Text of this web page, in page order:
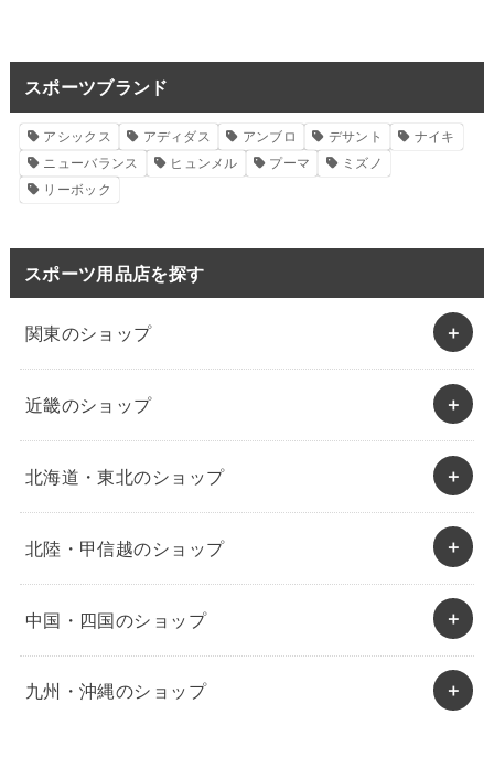
スポーツブランド
アシックス アディダス アンブロ デサント
ナイキ
ニューバランス
ヒュンメル プーマ
ミズノ
リーボック
スポーツ用品店を探す
関東のショップ
近畿のショップ
北海道・東北のショップ
北陸・甲信越のショップ
中国・四国のショップ
九州・沖縄のショップ